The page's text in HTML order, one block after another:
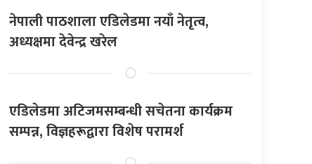
नेपाली पाठशाला एडिलेडमा नयाँ नेतृत्व,
अध्यक्षमा देवेन्द्र खरेल
एडिलेडमा अटिजमसम्बन्धी सचेतना कार्यक्रम
सम्पन्न, विज्ञहरूद्वारा विशेष परामर्श